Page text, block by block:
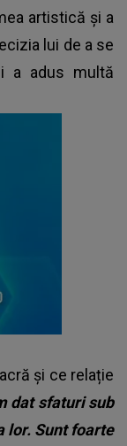
artistică și a
lui de a se
a adus multă
și ce relație
dat sfaturi sub
lor. Sunt foarte